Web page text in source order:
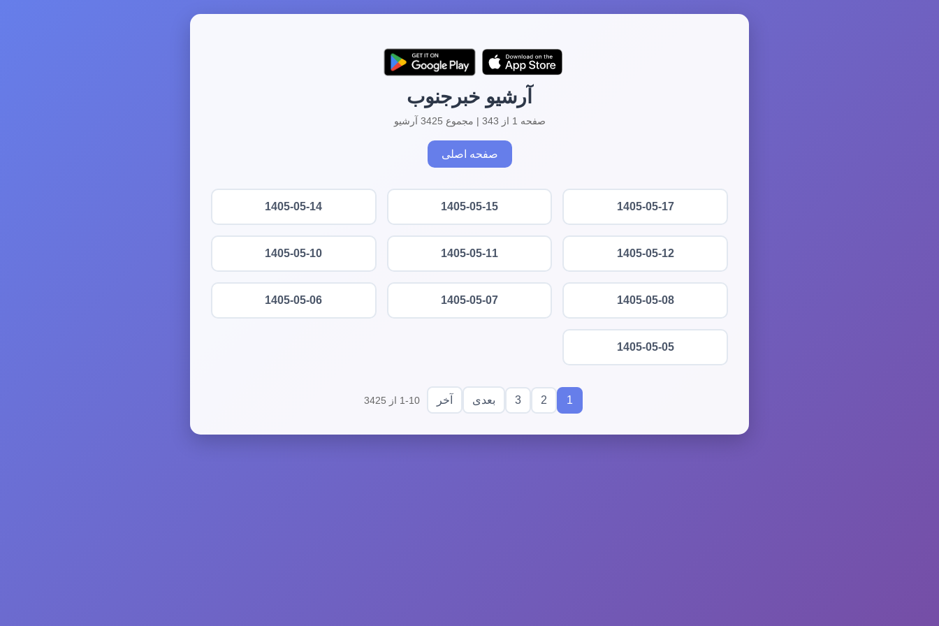
آرشیو خبرجنوب
صفحه 1 از 343 | مجموع 3425 آرشیو
صفحه اصلی
1405-05-17
1405-05-15
1405-05-14
1405-05-12
1405-05-11
1405-05-10
1405-05-08
1405-05-07
1405-05-06
1405-05-05
1
2
3 بعدی آخر 1-10 از 3425